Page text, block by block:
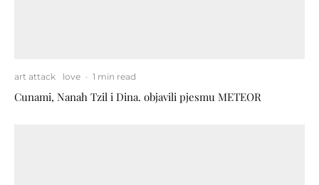
art attack love · 1 min read
Cunami, Nanah Tzil i Dina. objavili pjesmu METEOR